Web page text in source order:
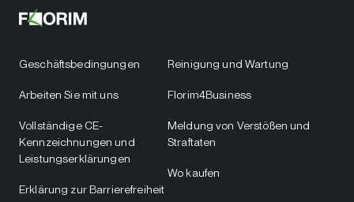
Geschäftsbedingungen
Arbeiten Sie mit uns
Vollständige CE-
Kennzeichnungen und
Leistungserklärungen
Erklärung zur Barrierefreiheit
Reinigung und Wartung
Florim4Business
Meldung von Verstößen und
Straftaten
Wo kaufen